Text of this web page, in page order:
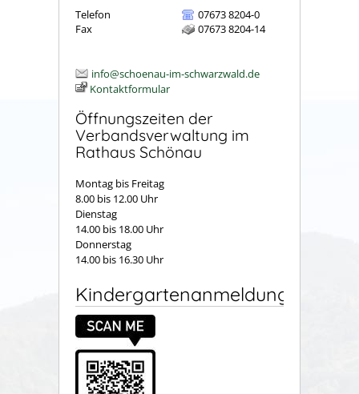
Telefon
07673 8204-0
Fax
07673 8204-14
info@schoenau-im-schwarzwald.de
Kontaktformular
Öffnungszeiten der
Verbandsverwaltung im
Rathaus Schönau
Montag bis Freitag
8.00 bis 12.00 Uhr
Dienstag
14.00 bis 18.00 Uhr
Donnerstag
14.00 bis 16.30 Uhr
Kindergartenanmeldung